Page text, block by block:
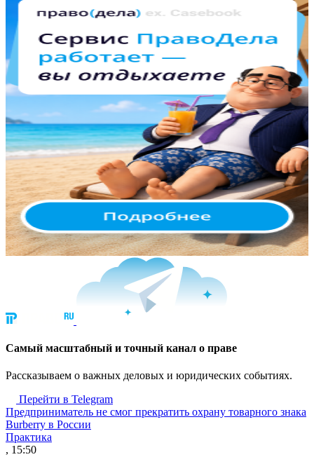
Cамый масштабный и точный канал о праве
Рассказываем о важных деловых и юридических событиях.
Перейти в Telegram
Предприниматель не смог прекратить охрану товарного знака
Burberry в России
Практика
, 15:50